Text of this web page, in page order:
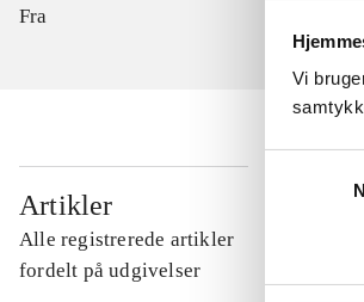
Vi
Fra
Artikler
Alle registrerede artikler
fordelt på udgivelser